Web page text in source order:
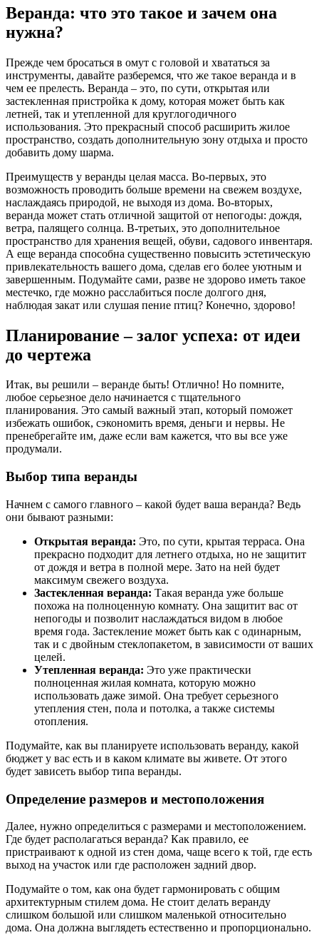
Веранда: что это такое и зачем она
нужна?
Прежде чем бросаться в омут с головой и хвататься за
инструменты, давайте разберемся, что же такое веранда и в
чем ее прелесть. Веранда – это, по сути, открытая или
застекленная пристройка к дому, которая может быть как
летней, так и утепленной для круглогодичного
использования. Это прекрасный способ расширить жилое
пространство, создать дополнительную зону отдыха и просто
добавить дому шарма.
Преимуществ у веранды целая масса. Во-первых, это
возможность проводить больше времени на свежем воздухе,
наслаждаясь природой, не выходя из дома. Во-вторых,
веранда может стать отличной защитой от непогоды: дождя,
ветра, палящего солнца. В-третьих, это дополнительное
пространство для хранения вещей, обуви, садового инвентаря.
А еще веранда способна существенно повысить эстетическую
привлекательность вашего дома, сделав его более уютным и
завершенным. Подумайте сами, разве не здорово иметь такое
местечко, где можно расслабиться после долгого дня,
наблюдая закат или слушая пение птиц? Конечно, здорово!
Планирование – залог успеха: от идеи
до чертежа
Итак, вы решили – веранде быть! Отлично! Но помните,
любое серьезное дело начинается с тщательного
планирования. Это самый важный этап, который поможет
избежать ошибок, сэкономить время, деньги и нервы. Не
пренебрегайте им, даже если вам кажется, что вы все уже
продумали.
Выбор типа веранды
Начнем с самого главного – какой будет ваша веранда? Ведь
они бывают разными:
Открытая веранда: Это, по сути, крытая терраса. Она
прекрасно подходит для летнего отдыха, но не защитит
от дождя и ветра в полной мере. Зато на ней будет
максимум свежего воздуха.
Застекленная веранда: Такая веранда уже больше
похожа на полноценную комнату. Она защитит вас от
непогоды и позволит наслаждаться видом в любое
время года. Застекление может быть как с одинарным,
так и с двойным стеклопакетом, в зависимости от ваших
целей.
Утепленная веранда: Это уже практически
полноценная жилая комната, которую можно
использовать даже зимой. Она требует серьезного
утепления стен, пола и потолка, а также системы
отопления.
Подумайте, как вы планируете использовать веранду, какой
бюджет у вас есть и в каком климате вы живете. От этого
будет зависеть выбор типа веранды.
Определение размеров и местоположения
Далее, нужно определиться с размерами и местоположением.
Где будет располагаться веранда? Как правило, ее
пристраивают к одной из стен дома, чаще всего к той, где есть
выход на участок или где расположен задний двор.
Подумайте о том, как она будет гармонировать с общим
архитектурным стилем дома. Не стоит делать веранду
слишком большой или слишком маленькой относительно
дома. Она должна выглядеть естественно и пропорционально.